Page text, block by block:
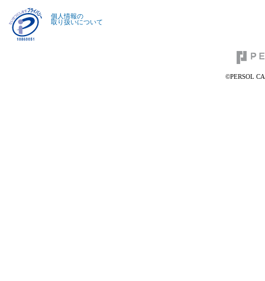
個人情報の
取り扱いについて
©PERSOL